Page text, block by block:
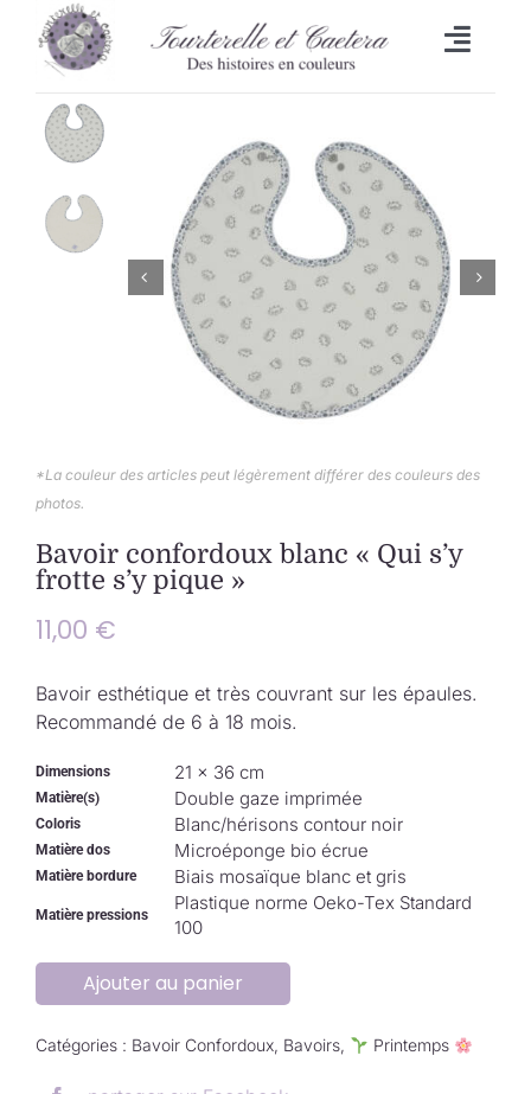
Passer
contenu
L’heure du bain
Lingettes
Bavoirs
Malle aux trésors
Set de table/Essuie-tout
Collection de Noël
Nous contacter
*La couleur des articles peut légèrement différer des couleurs des
photos.
Bavoir confordoux blanc « Qui s’y
frotte s’y pique »
11,00 €
Bavoir esthétique et très couvrant sur les épaules.
Recommandé de 6 à 18 mois.
Dimensions 21 × 36 cm
Matière(s) Double gaze imprimée
Coloris Blanc/hérisons contour noir
Matière dos Microéponge bio écrue
Matière bordure Biais mosaïque blanc et gris
Matière pressions
Plastique norme Oeko-Tex Standard
100
Ajouter au panier
Catégories : Bavoir Confordoux, Bavoirs, Printemps